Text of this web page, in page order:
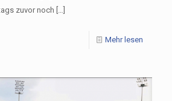
zuvor noch […]
Mehr lesen